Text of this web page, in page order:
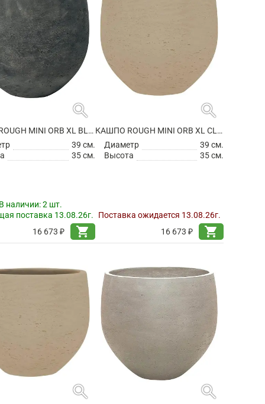
search
КАШПО ROUGH MINI ORB XL BLACK WASHED
39 см.
35 см.
наличии:2 шт.
поставка 13.08.26г.
16 673 ₽
shopping_cart
search
КАШПО ROUGH MINI ORB XL CLAY WASHED
Диаметр
39 см.
Высота
35 см.
Поставка ожидается 13.08.26г.
16 673 ₽
shopping_cart
search search